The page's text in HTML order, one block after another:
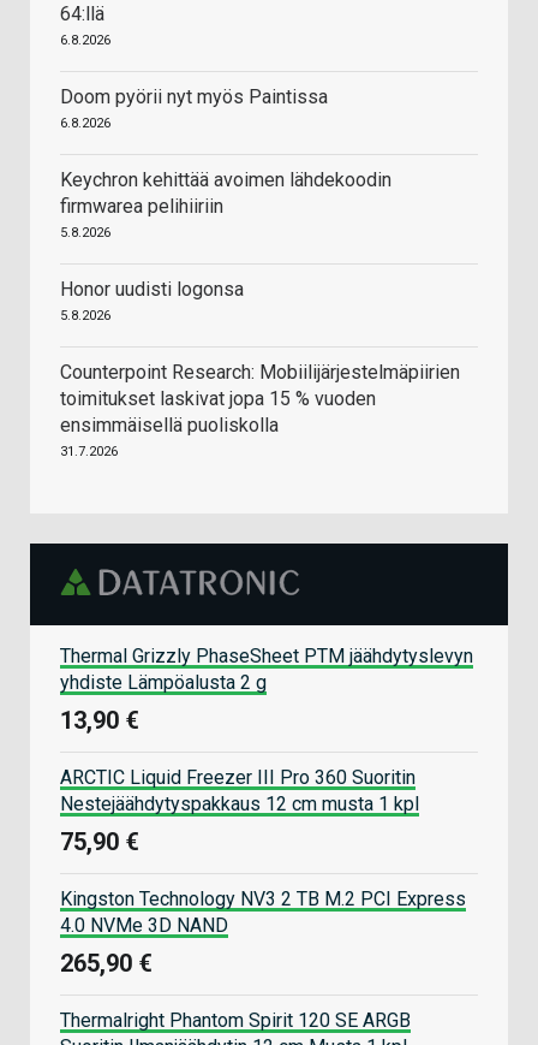
64:llä
6.8.2026
Doom pyörii nyt myös Paintissa
6.8.2026
Keychron kehittää avoimen lähdekoodin
firmwarea pelihiiriin
5.8.2026
Honor uudisti logonsa
5.8.2026
Counterpoint Research: Mobiilijärjestelmäpiirien
toimitukset laskivat jopa 15 % vuoden
ensimmäisellä puoliskolla
31.7.2026
Thermal Grizzly PhaseSheet PTM jäähdytyslevyn
yhdiste Lämpöalusta 2 g
13,90 €
ARCTIC Liquid Freezer III Pro 360 Suoritin
Nestejäähdytyspakkaus 12 cm musta 1 kpl
75,90 €
Kingston Technology NV3 2 TB M.2 PCI Express
4.0 NVMe 3D NAND
265,90 €
Thermalright Phantom Spirit 120 SE ARGB